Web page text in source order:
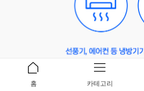
홈 카테고리